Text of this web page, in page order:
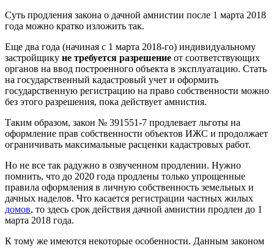
Суть продления закона о дачной амнистии после 1 марта 2018
года можно кратко изложить так.
Еще два года (начиная с 1 марта 2018-го) индивидуальному
застройщику не требуется разрешение от соответствующих
органов на ввод построенного объекта в эксплуатацию. Стать
на государственный кадастровый учет и оформить
государственную регистрацию на право собственности можно
без этого разрешения, пока действует амнистия.
Таким образом, закон № 391551-7 продлевает льготы на
оформление прав собственности объектов ИЖС и продолжает
ограничивать максимальные расценки кадастровых работ.
Но не все так радужно в озвученном продлении. Нужно
помнить, что до 2020 года продлены только упрощенные
правила оформления в личную собственность земельных и
дачных наделов. Что касается регистрации частных жилых
домов, то здесь срок действия дачной амнистии продлен до 1
марта 2018 года.
К тому же имеются некоторые особенности. Данным законом